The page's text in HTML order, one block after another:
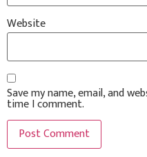
Website
Save my name, email, and
time I comment.